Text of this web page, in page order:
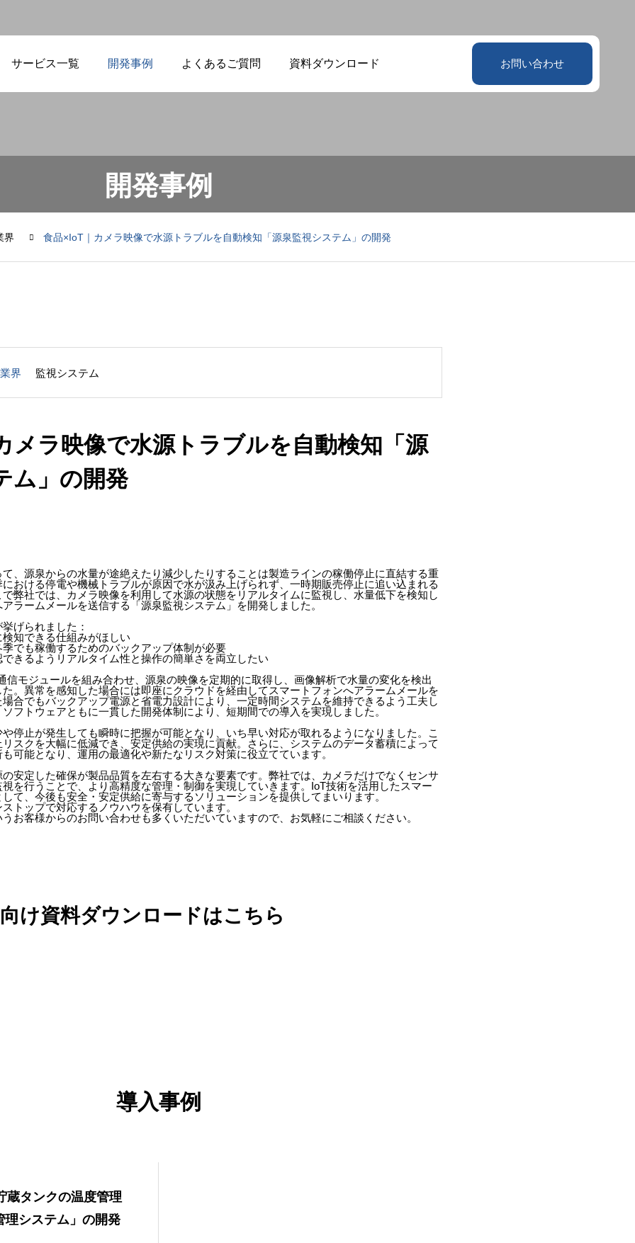
サービス一覧 開発事例 よくあるご質問 資料ダウンロード お問い合わせ
開発事例
界 食品×IoT｜カメラ映像で水源トラブルを自動検知「源泉監視システム」の開発
界 監視システム
メラ映像で水源トラブルを自動検知「源
ム」の開発
、源泉からの水量が途絶えたり減少したりすることは製造ラインの稼働停止に直結する重
おける停電や機械トラブルが原因で水が汲み上げられず、一時期販売停止に追い込まれる
弊社では、カメラ映像を利用して水源の状態をリアルタイムに監視し、水量低下を検知し
ラームメールを送信する「源泉監視システム」を開発しました。
げられました：
知できる仕組みがほしい
でも稼働するためのバックアップ体制が必要
きるようリアルタイム性と操作の簡単さを両立したい
信モジュールを組み合わせ、源泉の映像を定期的に取得し、画像解析で水量の変化を検出
。異常を感知した場合には即座にクラウドを経由してスマートフォンへアラームメールを
合でもバックアップ電源と省電力設計により、一定時間システムを維持できるよう工夫し
フトウェアともに一貫した開発体制により、短期間での導入を実現しました。
停止が発生しても瞬時に把握が可能となり、いち早い対応が取れるようになりました。こ
スクを大幅に低減でき、安定供給の実現に貢献。さらに、システムのデータ蓄積によって
可能となり、運用の最適化や新たなリスク対策に役立てています。
安定した確保が製品品質を左右する大きな要素です。弊社では、カメラだけでなくセンサ
を行うことで、より高精度な管理・制御を実現していきます。IoT技術を活用したスマー
て、今後も安全・安定供給に寄与するソリューションを提供してまいります。
トップで対応するノウハウを保有しています。
お客様からのお問い合わせも多くいただいていますので、お気軽にご相談ください。
け資料ダウンロードはこちら
導入事例
蔵タンクの温度管理
理システム」の開発